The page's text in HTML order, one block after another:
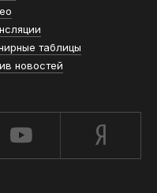
таблицы
новостей